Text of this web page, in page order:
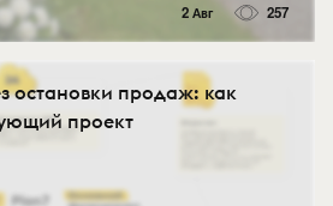
2 Авг 257
остановки продаж: как
проект